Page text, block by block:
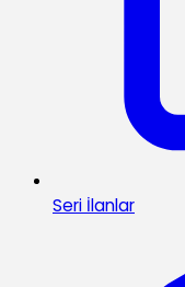
Seri İlanlar